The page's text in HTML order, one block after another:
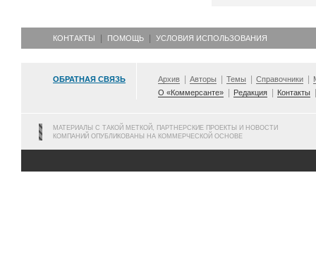
КОНТАКТЫ ПОМОЩЬ УСЛОВИЯ ИСПОЛЬЗОВАНИЯ
ОБРАТНАЯ СВЯЗЬ Архив Авторы Темы Справочники
О «Коммерсанте»
Редакция Контакты
МАТЕРИАЛЫ С ТАКОЙ МЕТКОЙ, ПАРТНЕРСКИЕ ПРОЕКТЫ И НОВОСТИ
КОМПАНИЙ ОПУБЛИКОВАНЫ НА КОММЕРЧЕСКОЙ ОСНОВЕ